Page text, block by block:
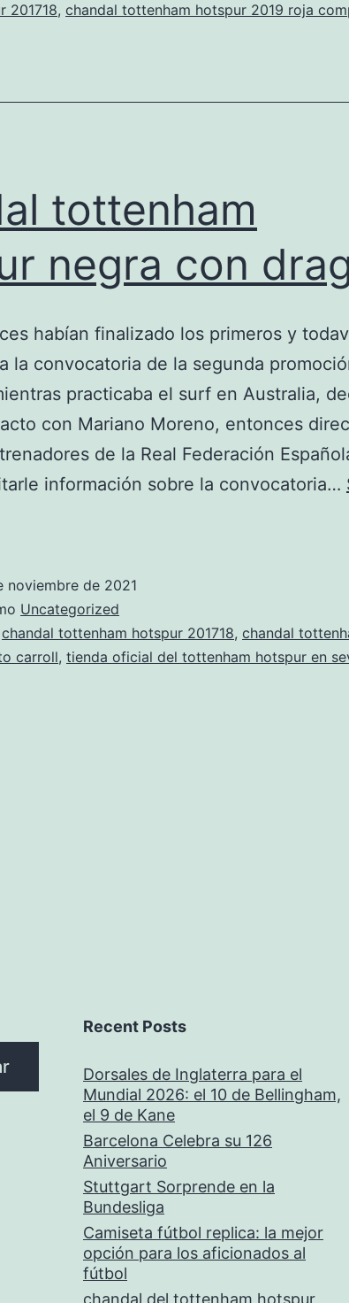
201718, chandal tottenham hotspur 2019 roja
tottenham
negra con
habían finalizado los primeros y
la convocatoria de la segunda
practicaba el surf en Australia,
con Mariano Moreno, entonces
de la Real Federación
información sobre la convocatoria…
noviembre de 2021
Uncategorized
chandal tottenham hotspur 201718, chandal
carroll, tienda oficial del tottenham hotspur en
Recent Posts
Dorsales de Inglaterra para el
Mundial 2026: el 10 de Bellingham,
el 9 de Kane
Barcelona Celebra su 126
Aniversario
Stuttgart Sorprende en la
Bundesliga
Camiseta fútbol replica: la mejor
opción para los aficionados al
fútbol
chandal del tottenham hotspur